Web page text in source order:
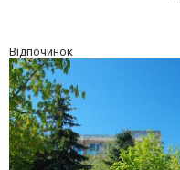
Відпочинок